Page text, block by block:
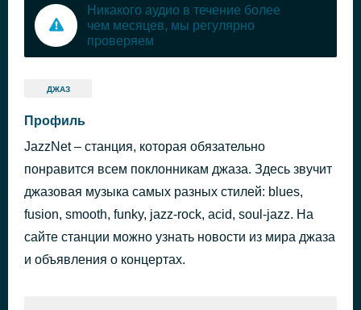
Никакого аудио в течение более
чем месяцев, мы регулярно
проверяем
ДЖАЗ
Профиль
JazzNet – станция, которая обязательно
понравится всем поклонникам джаза. Здесь звучит
джазовая музыка самых разных стилей: blues,
fusion, smooth, funky, jazz-rock, acid, soul-jazz. На
сайте станции можно узнать новости из мира джаза
и объявления о концертах.